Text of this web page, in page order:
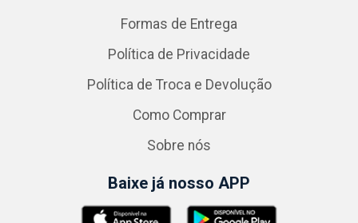
Formas de Entrega
Política de Privacidade
Política de Troca e Devolução
Como Comprar
Sobre nós
Baixe já nosso APP